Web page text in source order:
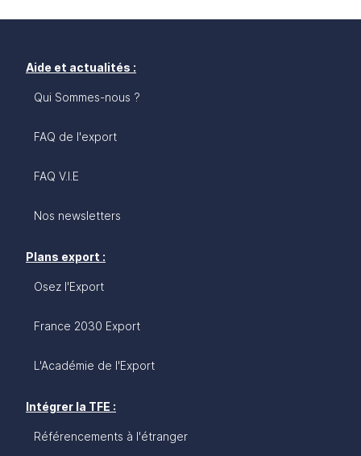
Aide et actualités :
Qui Sommes-nous ?
FAQ de l'export
FAQ V.I.E
Nos newsletters
Plans export :
Osez l'Export
France 2030 Export
L'Académie de l'Export
Intégrer la TFE :
Référencements à l'étranger